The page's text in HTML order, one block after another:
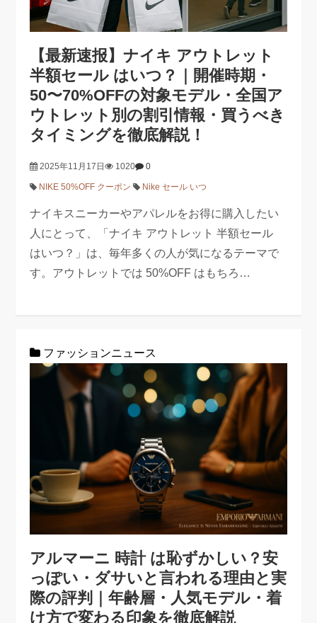
【最新速报】ナイキ アウトレット
半額セール はいつ？｜開催時期・
50〜70%OFFの対象モデル・全国ア
ウトレット別の割引情報・買うべき
タイミングを徹底解説！
2025年11月17日 1020 0
NIKE 50%OFF クーポン Nike セール いつ
ナイキスニーカーやアパレルをお得に購入したい
人にとって、「ナイキ アウトレット 半額セール
はいつ？」は、毎年多くの人が気になるテーマで
す。アウトレットでは 50%OFF はもちろ…
ファッションニュース
アルマーニ 時計 は恥ずかしい？安
っぽい・ダサいと言われる理由と実
際の評判｜年齢層・人気モデル・着
け方で変わる印象を徹底解説